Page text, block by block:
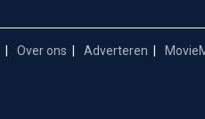
Over ons Adverteren